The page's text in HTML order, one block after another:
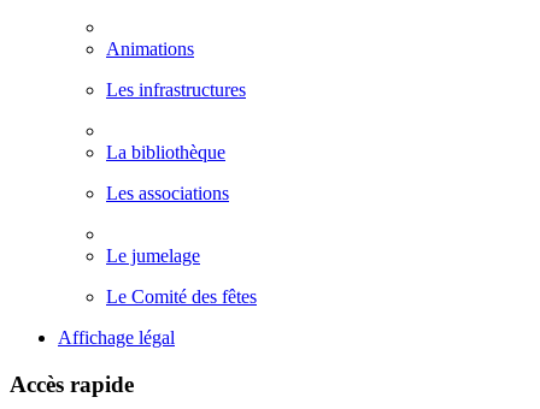
Animations
Les infrastructures
La bibliothèque
Les associations
Le jumelage
Le Comité des fêtes
Affichage légal
Accès rapide